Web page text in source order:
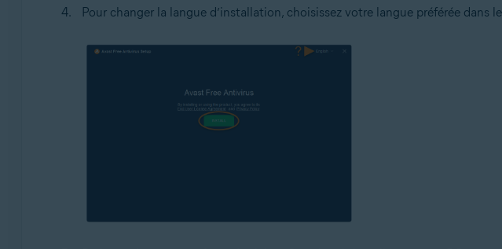
Pour changer la langue d’installation, choisissez votre langue préférée dans